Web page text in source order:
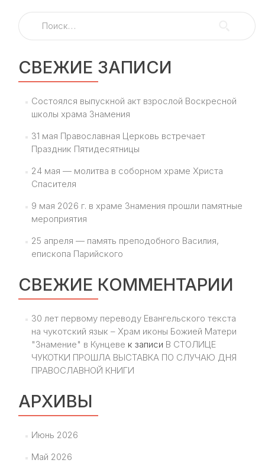
записям
Найти:
СВЕЖИЕ ЗАПИСИ
Состоялся выпускной акт взрослой Воскресной
школы храма Знамения
31 мая Православная Церковь встречает
Праздник Пятидесятницы
24 мая — молитва в соборном храме Христа
Спасителя
9 мая 2026 г. в храме Знамения прошли памятные
мероприятия
25 апреля — память преподобного Василия,
епископа Парийского
СВЕЖИЕ КОММЕНТАРИИ
30 лет первому переводу Евангельского текста
на чукотский язык – Храм иконы Божией Матери
"Знамение" в Кунцеве к записи В СТОЛИЦЕ
ЧУКОТКИ ПРОШЛА ВЫСТАВКА ПО СЛУЧАЮ ДНЯ
ПРАВОСЛАВНОЙ КНИГИ
АРХИВЫ
Июнь 2026
Май 2026